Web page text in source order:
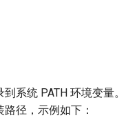
系统 PATH 环境变量。
径，示例如下：